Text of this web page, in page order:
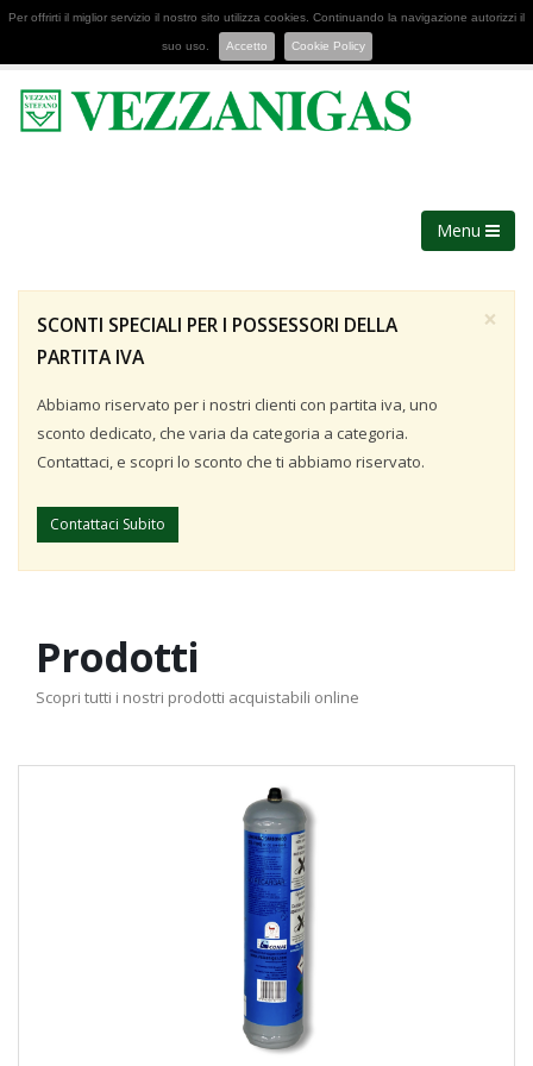
Per offrirti il miglior servizio il nostro sito utilizza cookies. Continuando la navigazione autorizzi il
suo uso. Accetto Cookie Policy
Menu
×
SCONTI SPECIALI PER I POSSESSORI DELLA
PARTITA IVA
Abbiamo riservato per i nostri clienti con partita iva, uno
sconto dedicato, che varia da categoria a categoria.
Contattaci, e scopri lo sconto che ti abbiamo riservato.
Contattaci Subito
Prodotti
Scopri tutti i nostri prodotti acquistabili online